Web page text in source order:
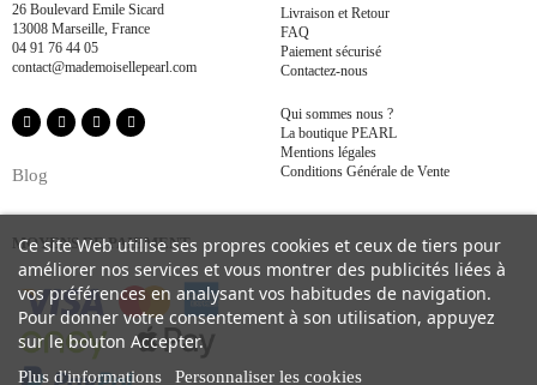
26 Boulevard Emile Sicard
13008 Marseille, France
04 91 76 44 05
contact@mademoisellepearl.com
Blog
Livraison et Retour
FAQ
Paiement sécurisé
Contactez-nous
Qui sommes nous ?
La boutique PEARL
Mentions légales
Conditions Générale de Vente
MOYENS DE PAIEMENT
Ce site Web utilise ses propres cookies et ceux de tiers pour
améliorer nos services et vous montrer des publicités liées à
vos préférences en analysant vos habitudes de navigation.
Pour donner votre consentement à son utilisation, appuyez
sur le bouton Accepter.
Plus d'informations Personnaliser les cookies